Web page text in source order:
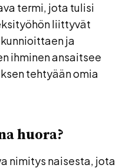
termi, jota tulisi
liittyvät
ja
ihminen ansaitsee
tehtyään omia
huora?
nimitys naisesta, jota